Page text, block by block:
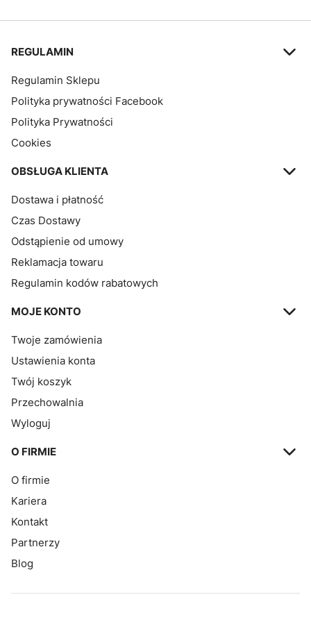
Linki w stopce
REGULAMIN
Regulamin Sklepu
Polityka prywatności Facebook
Polityka Prywatności
Cookies
OBSŁUGA KLIENTA
Dostawa i płatność
Czas Dostawy
Odstąpienie od umowy
Reklamacja towaru
Regulamin kodów rabatowych
MOJE KONTO
Twoje zamówienia
Ustawienia konta
Twój koszyk
Przechowalnia
Wyloguj
O FIRMIE
O firmie
Kariera
Kontakt
Partnerzy
Blog